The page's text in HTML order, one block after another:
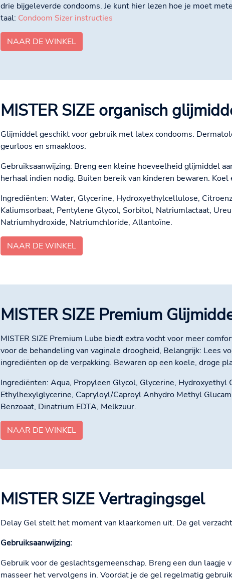
drie bijgeleverde condooms. Je kunt hier lezen hoe je moet
taal: Condoom Sizer instructies
NAAR DE WINKEL
MISTER SIZE organisch
Glijmiddel geschikt voor gebruik met latex condooms.
geurloos en smaakloos.
Gebruiksaanwijzing: Breng een kleine hoeveelheid glijmiddel
herhaal indien nodig. Buiten bereik van kinderen bewaren. Koel
Ingrediënten: Water, Glycerine, Hydroxyethylcellulose,
Kaliumsorbaat, Pentylene Glycol, Sorbitol, Natriumlactaat,
Natriumhydroxide, Natriumchloride, Allantoïne.
NAAR DE WINKEL
MISTER SIZE Premium
MISTER SIZE Premium Lube biedt extra vocht voor meer
voor de behandeling van vaginale droogheid, Belangrijk: Lees
ingrediënten op de verpakking. Bewaren op een koele, droge
Ingrediënten: Aqua, Propyleen Glycol, Glycerine, Hydroxyethyl
Ethylhexylglycerine, Capryloyl/Caproyl Anhydro Methyl
Benzoaat, Dinatrium EDTA, Melkzuur.
NAAR DE WINKEL
MISTER SIZE Vertragingsgel
Delay Gel stelt het moment van klaarkomen uit. De gel
Gebruiksaanwijzing:
Gebruik voor de geslachtsgemeenschap. Breng een dun laagje
masseer het vervolgens in. Voordat je de gel regelmatig